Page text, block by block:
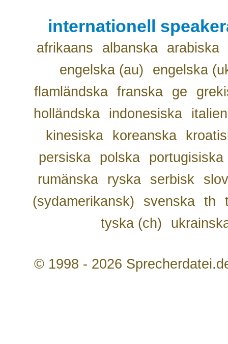
internationell
afrikaans albanska
arabiska
engelska (au)
engelska
flamländska franska ge
holländska
indonesiska
kinesiska
koreanska
persiska
polska
portugisiska
rumänska
ryska serbisk
(sydamerikansk)
svenska th
tyska (ch)
© 1998 - 2026